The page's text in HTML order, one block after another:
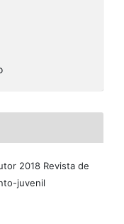
2018 Revista de
juvenil